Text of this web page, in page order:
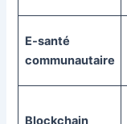
E-santé
communautaire
Blockchain